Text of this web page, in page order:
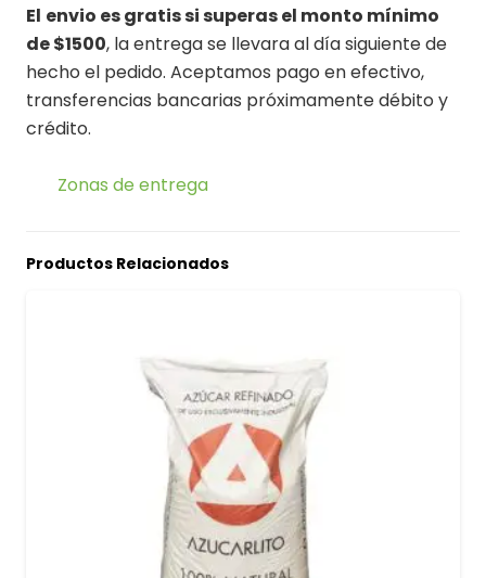
El envio es gratis si superas el monto mínimo
de $1500, la entrega se llevara al día siguiente de
hecho el pedido. Aceptamos pago en efectivo,
transferencias bancarias próximamente débito y
crédito.
Zonas de entrega
Productos Relacionados